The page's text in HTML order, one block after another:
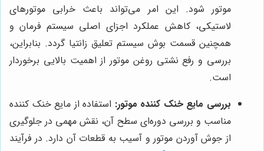
موتور شود. این امر می‌تواند باعث خرابی موتورهای
لاستیکی، کاهش عملکرد اجزای اصلی سیستم فرمان و
همچنین قسمت بوش سیستم تعلیق زانتیا گردد. بنابراین،
بررسی و رفع نشتی روغن موتور از اهمیت بالایی برخوردار
است.
بررسی مایع خنک کننده موتور: استفاده از مایع خنک کننده
مناسب و بررسی دوره‌ای سطح آن، نقش مهمی در جلوگیری
از جوش آوردن موتور و آسیب به قطعات آن دارد. در فرآیند